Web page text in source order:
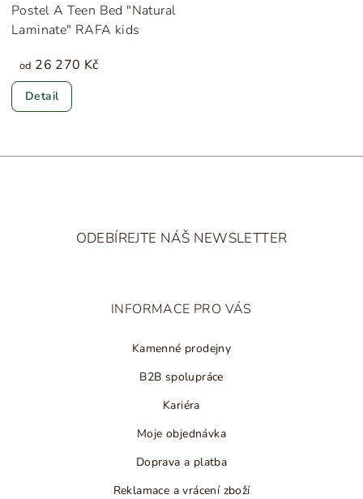
Postel A Teen Bed "Natural
Laminate" RAFA kids
od 26 270 Kč
Detail
ODEBÍREJTE NÁŠ NEWSLETTER
INFORMACE PRO VÁS
Kamenné prodejny
B2B spolupráce
Kariéra
Moje objednávka
Doprava a platba
Reklamace a vrácení zboží